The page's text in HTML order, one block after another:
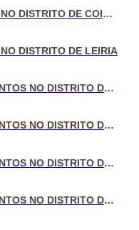
VENDA DE MORADIAS NO DISTRITO DE COIMBRA
DISTRITO DE LEIRIA
VENDA DE APARTAMENTOS NO DISTRITO DE LISBOA
VENDA DE APARTAMENTOS NO DISTRITO DO PORTO
VENDA DE APARTAMENTOS NO DISTRITO DE AVEIRO
VENDA DE APARTAMENTOS NO DISTRITO DE COIMBRA